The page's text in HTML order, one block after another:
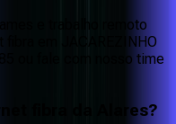
e trabalho remoto
fibra em JACAREZINHO
ou fale com nosso time
fibra da Alares?